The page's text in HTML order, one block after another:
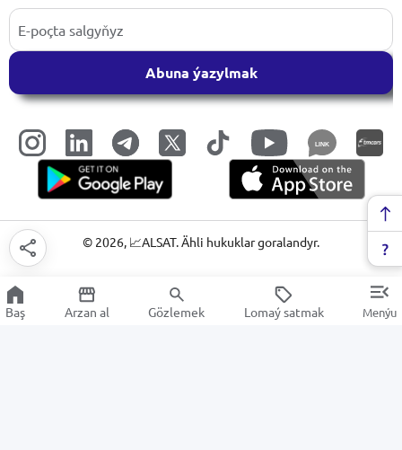
Abuna ýazylmak
LINK
© 2026, 📈ALSAT. Ähli hukuklar goralandyr.
Baş Arzan al Gözlemek Lomaý satmak Menýu